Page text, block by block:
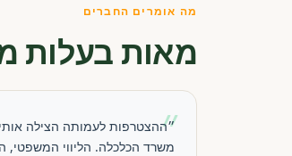
מה אומרים החברים
מאות בעלות
״
״ההצטרפות לעמותה הצילה
משרד הכלכלה. הליווי המשפטי,